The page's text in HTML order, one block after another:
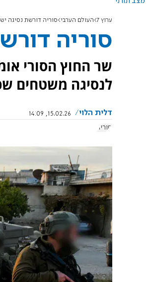
ערוץ 7 העולם הערבי סוריה דורשת נסיגה
סוריה
שר החוץ הסורי
לנסיגה משטחים
דלית הלוי
15.02.26, 14:09
סוריה